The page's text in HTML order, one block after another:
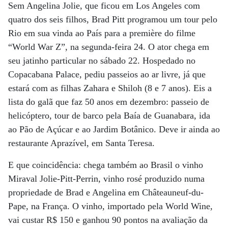
Sem Angelina Jolie, que ficou em Los Angeles com
quatro dos seis filhos, Brad Pitt programou um tour pelo
Rio em sua vinda ao País para a première do filme
“World War Z”, na segunda-feira 24. O ator chega em
seu jatinho particular no sábado 22. Hospedado no
Copacabana Palace, pediu passeios ao ar livre, já que
estará com as filhas Zahara e Shiloh (8 e 7 anos). Eis a
lista do galã que faz 50 anos em dezembro: passeio de
helicóptero, tour de barco pela Baía de Guanabara, ida
ao Pão de Açúcar e ao Jardim Botânico. Deve ir ainda ao
restaurante Aprazível, em Santa Teresa.
E que coincidência: chega também ao Brasil o vinho
Miraval Jolie-Pitt-Perrin, vinho rosé produzido numa
propriedade de Brad e Angelina em Châteauneuf-du-
Pape, na França. O vinho, importado pela World Wine,
vai custar R$ 150 e ganhou 90 pontos na avaliação da